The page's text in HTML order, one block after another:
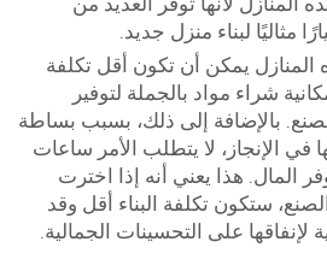
مثاليًا لبناء منزل جديد.
المنازل يمكن أن تكون أقل تكلفة
شراء مواد بالجملة لتوفير
بالإضافة إلى ذلك، بسبب بساطة
في الإنجاز، لا يتطلب الأمر ساعات
المال. هذا يعني أنه إذا اخترت
ستكون تكلفة البناء أقل وقد
لإنفاقها على التحسينات الجمالية.